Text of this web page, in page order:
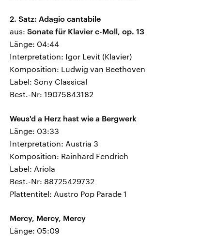
2. Satz: Adagio cantabile
aus: Sonate für Klavier c-Moll, op. 13
Länge: 04:44
Interpretation: Igor Levit (Klavier)
Komposition: Ludwig van Beethoven
Label: Sony Classical
Best.-Nr: 19075843182
Weus'd a Herz hast wie a Bergwerk
Länge: 03:33
Interpretation: Austria 3
Komposition: Rainhard Fendrich
Label: Ariola
Best.-Nr: 88725429732
Plattentitel: Austro Pop Parade 1
Mercy, Mercy, Mercy
Länge: 05:09